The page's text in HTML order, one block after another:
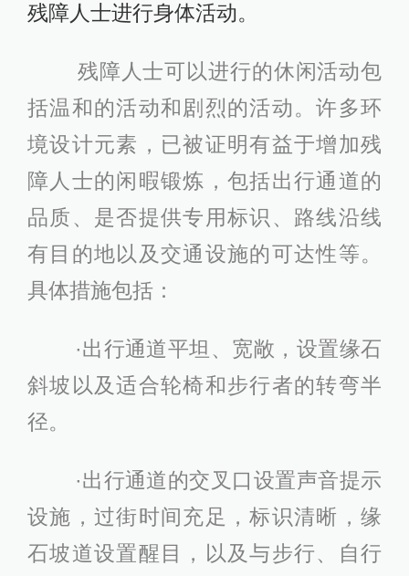
残障人士进行身体活动。
残障人士可以进行的休闲活动包
括温和的活动和剧烈的活动。许多环
境设计元素，已被证明有益于增加残
障人士的闲暇锻炼，包括出行通道的
品质、是否提供专用标识、路线沿线
有目的地以及交通设施的可达性等。
具体措施包括：
·出行通道平坦、宽敞，设置缘石
斜坡以及适合轮椅和步行者的转弯半
径。
·出行通道的交叉口设置声音提示
设施，过街时间充足，标识清晰，缘
石坡道设置醒目，以及与步行、自行